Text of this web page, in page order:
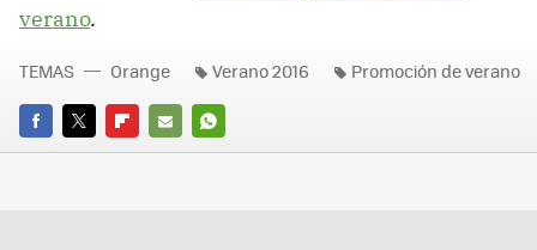
verano.
FACEBOOK
TWITTERFLIPBOARD
E-
WHATSAPP
TEMAS Orange Verano 2016 Promoción de verano